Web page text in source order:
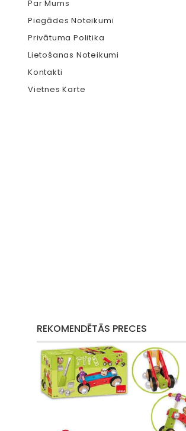
Par Mums
Piegādes Noteikumi
Privātuma Politika
Lietošanas Noteikumi
Kontakti
Vietnes Karte
REKOMENDĒTĀS PRECES